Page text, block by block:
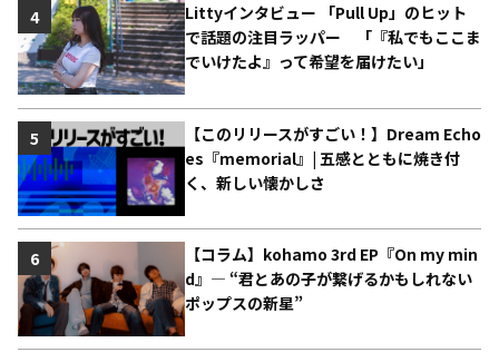
Littyインタビュー 「Pull Up」のヒット
で話題の注目ラッパー 「『私でもここま
でいけたよ』って希望を届けたい」
4
【このリリースがすごい！】Dream Echo
es『memorial』| 五感とともに焼き付
く、新しい懐かしさ
5
【コラム】kohamo 3rd EP『On my min
d』― “君とあの子が繋げるかもしれない
ポップスの新星”
6